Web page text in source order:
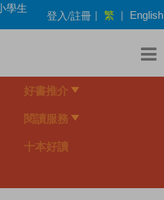
學生
登入/註冊 | 繁 | English
好書推介
閱讀服務
十本好讀